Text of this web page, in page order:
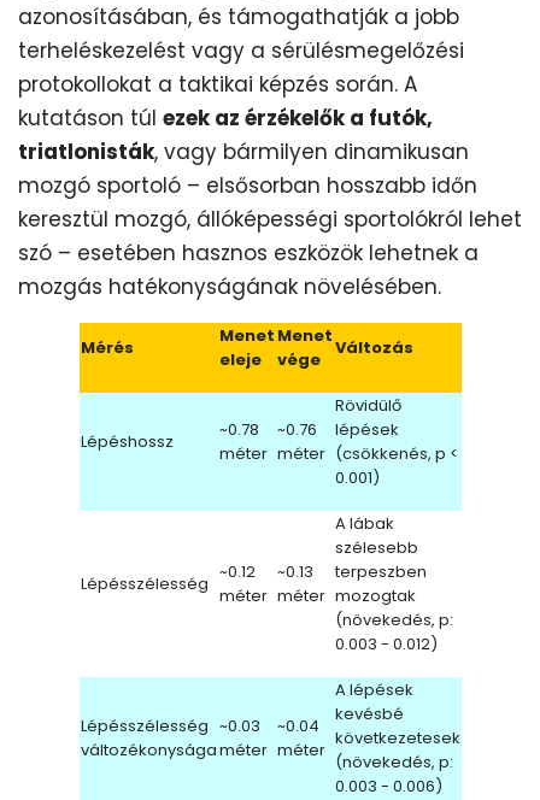
azonosításában, és támogathatják a jobb
terheléskezelést vagy a sérülésmegelőzési
protokollokat a taktikai képzés során. A
kutatáson túl ezek az érzékelők a futók,
triatlonisták, vagy bármilyen dinamikusan
mozgó sportoló – elsősorban hosszabb időn
keresztül mozgó, állóképességi sportolókról lehet
szó – esetében hasznos eszközök lehetnek a
mozgás hatékonyságának növelésében.
Mérés
Menet
eleje
Menet
vége
Változás
Lépéshossz
~0.78
méter
~0.76
méter
Rövidülő
lépések
(csökkenés, p <
0.001)
Lépésszélesség
~0.12
méter
~0.13
méter
A lábak
szélesebb
terpeszben
mozogtak
(növekedés, p:
0.003 - 0.012)
Lépésszélesség
változékonysága
~0.03
méter
~0.04
méter
A lépések
kevésbé
következetesek
(növekedés, p:
0.003 - 0.006)